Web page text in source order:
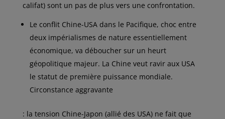
califat) sont un pas de plus vers une confrontation.
Le conflit Chine-USA dans le Pacifique, choc entre
deux impérialismes de nature essentiellement
économique, va déboucher sur un heurt
géopolitique majeur. La Chine veut ravir aux USA
le statut de première puissance mondiale.
Circonstance aggravante
: la tension Chine-Japon (allié des USA) ne fait que